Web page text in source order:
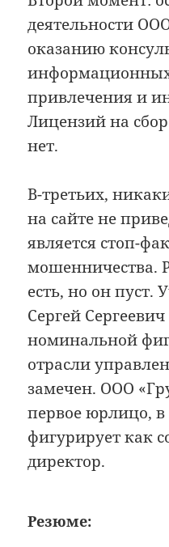
деятельности
оказанию
информационных
привлечения и
Лицензий на
нет.
В-третьих,
на сайте не
является стоп-
мошенничества.
есть, но он пуст.
Сергей
номинальной
отрасли
замечен. ООО
первое юрлицо,
фигурирует как
директор.
Резюме: